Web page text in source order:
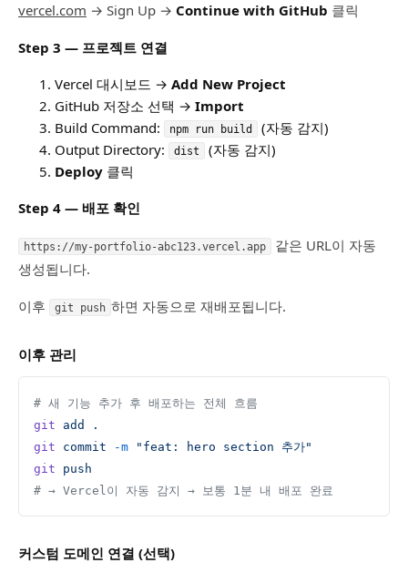
vercel.com → Sign Up → Continue with GitHub 클릭
Step 3 — 프로젝트 연결
Vercel 대시보드 → Add New Project
GitHub 저장소 선택 → Import
Build Command:
npm run build
(자동 감지)
Output Directory:
dist
(자동 감지)
Deploy 클릭
Step 4 — 배포 확인
https://my-portfolio-abc123.vercel.app
같은 URL이 자동
생성됩니다.
이후 git push 하면 자동으로 재배포됩니다.
이후 관리
# 새 기능 추가 후 배포하는 전체 흐름
git add
.
git commit -m "feat: hero section 추가"
git push
# → Vercel이 자동 감지 → 보통 1분 내 배포 완료
커스텀 도메인 연결 (선택)